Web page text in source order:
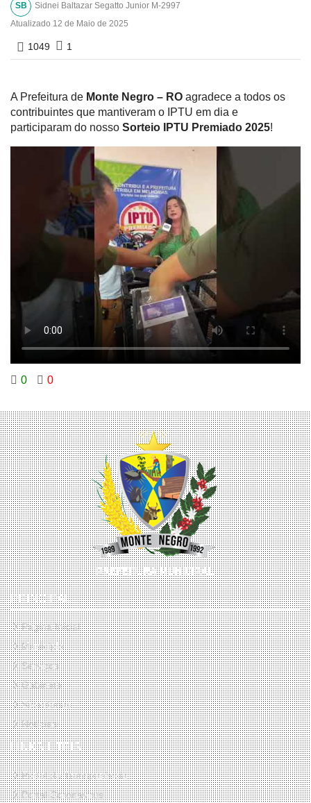
SB
Sidnei Baltazar Segatto Junior M-2997
Atualizado 12 de Maio de 2025
1049 1
A Prefeitura de Monte Negro – RO agradece a todos os
contribuintes que mantiveram o IPTU em dia e
participaram do nosso Sorteio IPTU Premiado 2025!
0 0
PRINCIPAL
Página Inicial
Município
Serviços
Gabinete
Secretarias
Notícias
LINKS ÚTEIS
Portal da Transparência
Portal Coronavirus